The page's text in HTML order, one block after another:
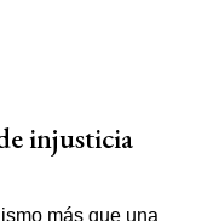
injusticia